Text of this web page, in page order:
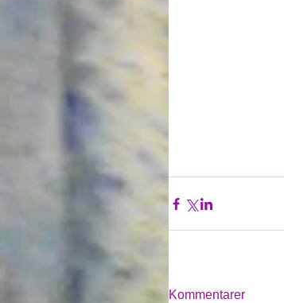
Kommentarer